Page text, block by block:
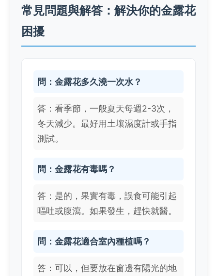
常見問題與解答：解決你的金露花
困擾
問：金露花多久澆一次水？
答：看季節，一般夏天每週2-3次，
冬天減少。最好用土壤濕度計或手指
測試。
問：金露花有毒嗎？
答：是的，果實有毒，誤食可能引起
嘔吐或腹瀉。如果發生，趕快就醫。
問：金露花適合室內種植嗎？
答：可以，但要放在窗邊有陽光的地